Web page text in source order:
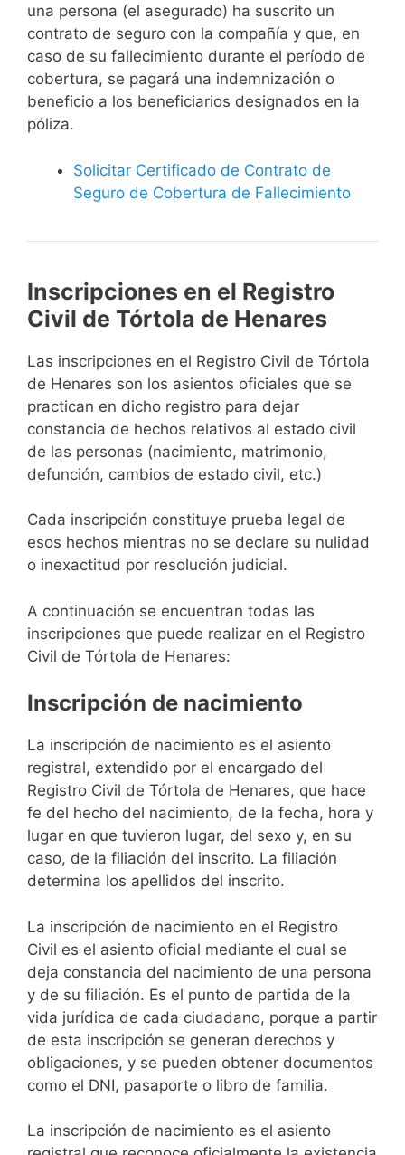
una persona (el asegurado) ha suscrito un
contrato de seguro con la compañía y que, en
caso de su fallecimiento durante el período de
cobertura, se pagará una indemnización o
beneficio a los beneficiarios designados en la
póliza.
Solicitar Certificado de Contrato de
Seguro de Cobertura de Fallecimiento
Inscripciones en el Registro
Civil de Tórtola de Henares
Las inscripciones en el Registro Civil de Tórtola
de Henares son los asientos oficiales que se
practican en dicho registro para dejar
constancia de hechos relativos al estado civil
de las personas (nacimiento, matrimonio,
defunción, cambios de estado civil, etc.)
Cada inscripción constituye prueba legal de
esos hechos mientras no se declare su nulidad
o inexactitud por resolución judicial.
A continuación se encuentran todas las
inscripciones que puede realizar en el Registro
Civil de Tórtola de Henares:
Inscripción de nacimiento
La inscripción de nacimiento es el asiento
registral, extendido por el encargado del
Registro Civil de Tórtola de Henares, que hace
fe del hecho del nacimiento, de la fecha, hora y
lugar en que tuvieron lugar, del sexo y, en su
caso, de la filiación del inscrito. La filiación
determina los apellidos del inscrito.
La inscripción de nacimiento en el Registro
Civil es el asiento oficial mediante el cual se
deja constancia del nacimiento de una persona
y de su filiación. Es el punto de partida de la
vida jurídica de cada ciudadano, porque a partir
de esta inscripción se generan derechos y
obligaciones, y se pueden obtener documentos
como el DNI, pasaporte o libro de familia.
La inscripción de nacimiento es el asiento